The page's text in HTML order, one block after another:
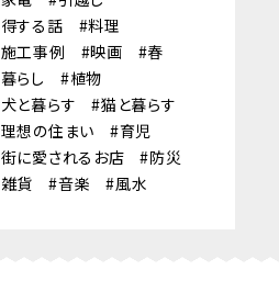
得する話
料理
施工事例
映画
春
暮らし
植物
犬と暮らす
猫と暮らす
理想の住まい
育児
街に愛されるお店
防災
雑貨
音楽 風水